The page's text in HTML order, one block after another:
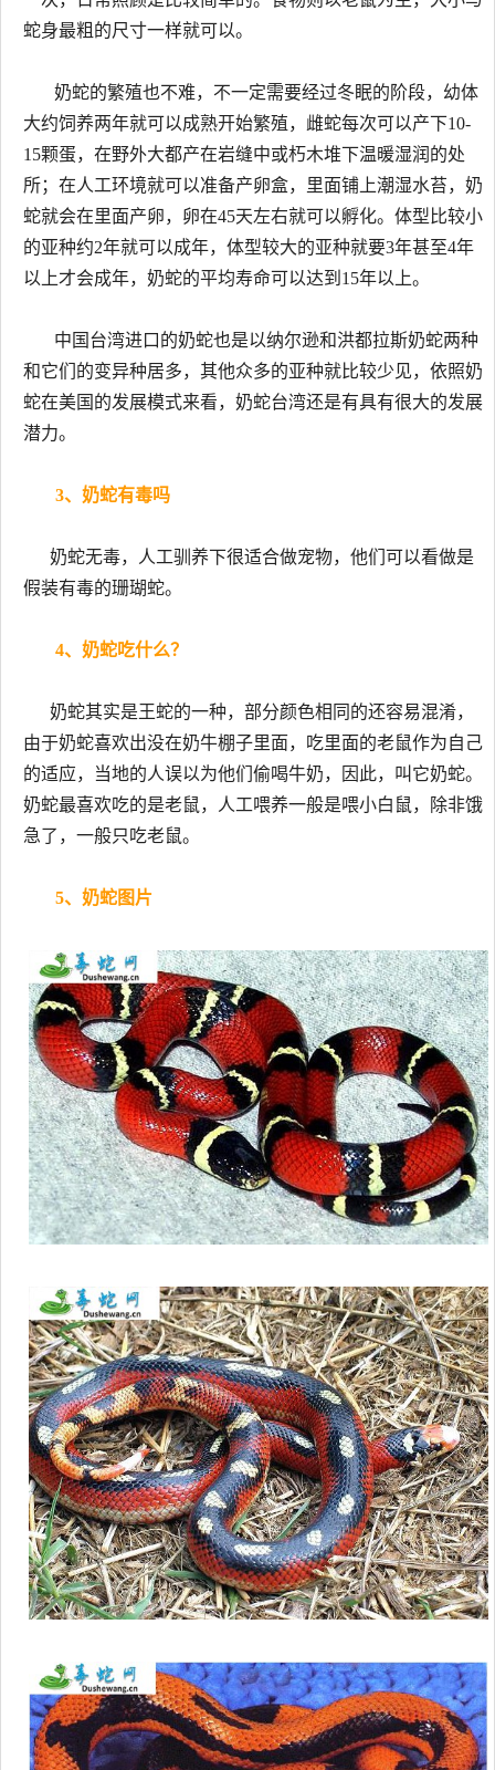
蛇身最粗的尺寸一样就可以。
奶蛇的繁殖也不难，不一定需要经过冬眠的阶段，幼体
大约饲养两年就可以成熟开始繁殖，雌蛇每次可以产下10-
15颗蛋，在野外大都产在岩缝中或朽木堆下温暖湿润的处
所；在人工环境就可以准备产卵盒，里面铺上潮湿水苔，奶
蛇就会在里面产卵，卵在45天左右就可以孵化。体型比较小
的亚种约2年就可以成年，体型较大的亚种就要3年甚至4年
以上才会成年，奶蛇的平均寿命可以达到15年以上。
中国台湾进口的奶蛇也是以纳尔逊和洪都拉斯奶蛇两种
和它们的变异种居多，其他众多的亚种就比较少见，依照奶
蛇在美国的发展模式来看，奶蛇台湾还是有具有很大的发展
潜力。
3、奶蛇有毒吗
奶蛇无毒，人工驯养下很适合做宠物，他们可以看做是
假装有毒的珊瑚蛇。
4、奶蛇吃什么？
奶蛇其实是王蛇的一种，部分颜色相同的还容易混淆，
由于奶蛇喜欢出没在奶牛棚子里面，吃里面的老鼠作为自己
的适应，当地的人误以为他们偷喝牛奶，因此，叫它奶蛇。
奶蛇最喜欢吃的是老鼠，人工喂养一般是喂小白鼠，除非饿
急了，一般只吃老鼠。
5、奶蛇图片